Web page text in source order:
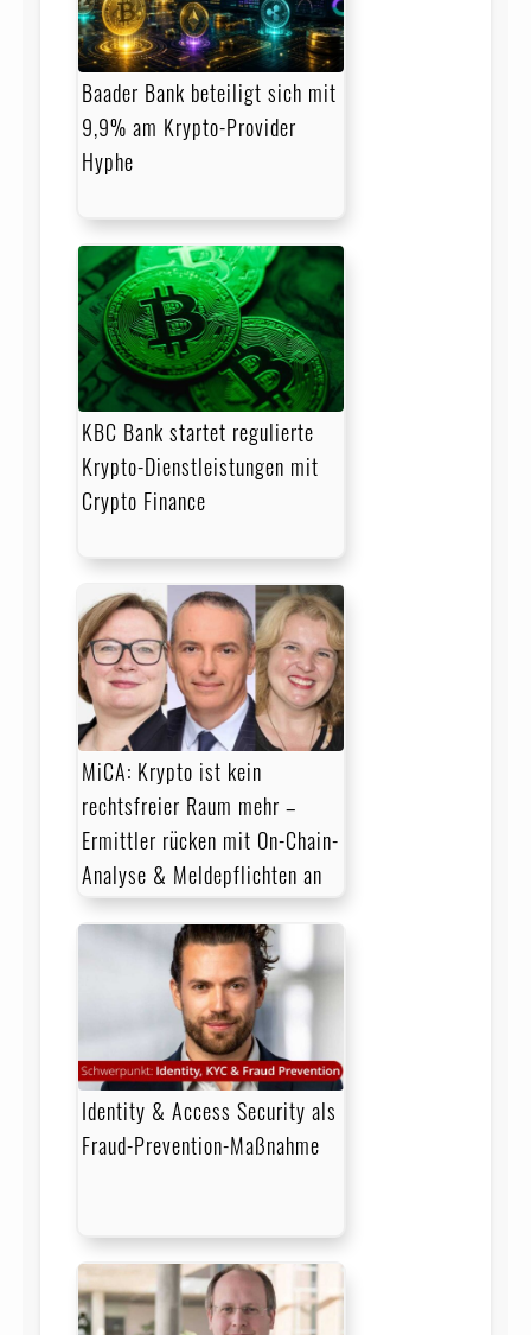
Baader Bank beteiligt sich mit
9,9% am Krypto-Provider
Hyphe
KBC Bank startet regulierte
Krypto-Dienstleistungen mit
Crypto Finance
MiCA: Krypto ist kein
rechtsfreier Raum mehr –
Ermittler rücken mit On-Chain-
Analyse & Meldepflichten an
Identity & Access Security als
Fraud-Prevention-Maßnahme